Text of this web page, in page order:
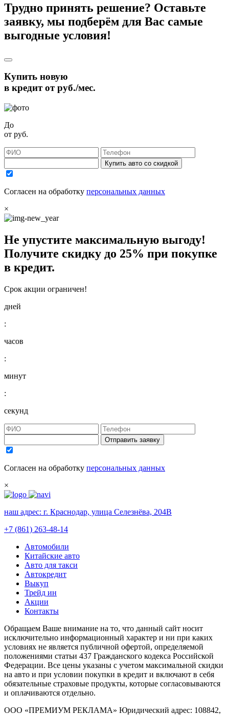
Трудно принять решение? Оставьте
заявку, мы подберём для Вас самые
выгодные условия!
Купить новую
в кредит отруб./мес.
До
от руб.
Купить авто со скидкой
Согласен на обработку персональных данных
×
Не упустите максимальную выгоду!
Получите скидку до 25% при покупке
в кредит.
Срок акции ограничен!
дней
:
часов
:
минут
:
секунд
Отправить заявку
Согласен на обработку персональных данных
×
наш адрес: г. Краснодар, улица Селезнёва, 204В
+7 (861) 263-48-14
Автомобили
Китайские авто
Авто для такси
Автокредит
Выкуп
Трейд ин
Акции
Контакты
Обращаем Ваше внимание на то, что данный сайт носит
исключительно информационный характер и ни при каких
условиях не является публичной офертой, определяемой
положениями статьи 437 Гражданского кодекса Российской
Федерации. Все цены указаны с учетом максимальной скидки
на авто и при условии покупки в кредит и включают в себя
обязательные страховые продукты, которые согласовываются
и оплачиваются отдельно.
ООО «ПРЕМИУМ РЕКЛАМА» Юридический адрес: 108842,